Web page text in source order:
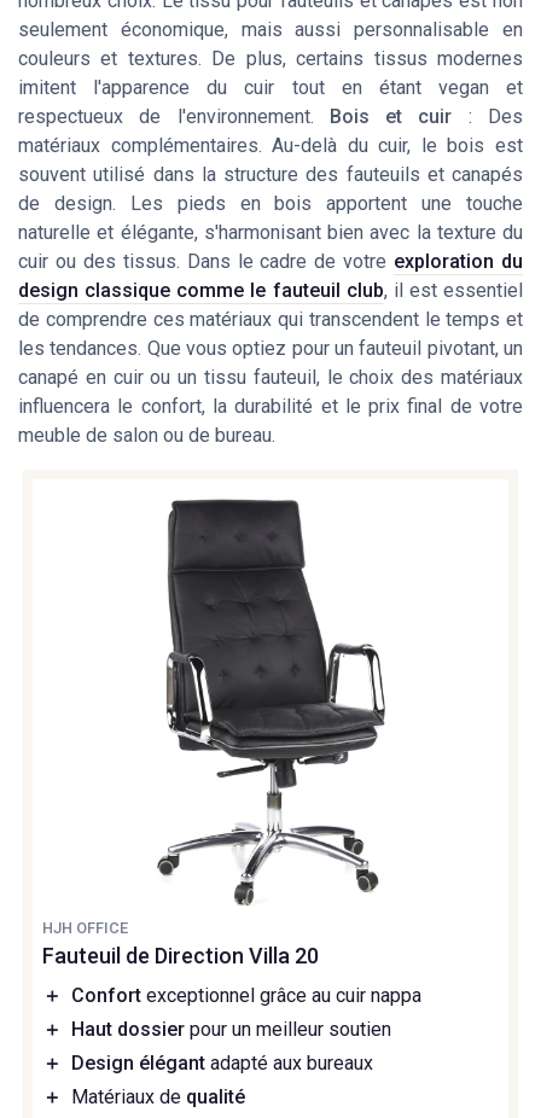
seulement économique, mais aussi personnalisable en
couleurs et textures. De plus, certains tissus modernes
imitent l'apparence du cuir tout en étant vegan et
respectueux de l'environnement. Bois et cuir : Des
matériaux complémentaires. Au-delà du cuir, le bois est
souvent utilisé dans la structure des fauteuils et canapés
de design. Les pieds en bois apportent une touche
naturelle et élégante, s'harmonisant bien avec la texture du
cuir ou des tissus. Dans le cadre de votre exploration du
design classique comme le fauteuil club, il est essentiel
de comprendre ces matériaux qui transcendent le temps et
les tendances. Que vous optiez pour un fauteuil pivotant, un
canapé en cuir ou un tissu fauteuil, le choix des matériaux
influencera le confort, la durabilité et le prix final de votre
meuble de salon ou de bureau.
HJH OFFICE
Fauteuil de Direction Villa 20
＋ Confort exceptionnel grâce au cuir nappa
＋
Haut dossier pour un meilleur soutien
＋
Design élégant adapté aux bureaux
＋
Matériaux de qualité